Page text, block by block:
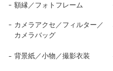
額縁／フォトフレーム
カメラアクセ／フィルター／
カメラバッグ
背景紙／小物／撮影衣装